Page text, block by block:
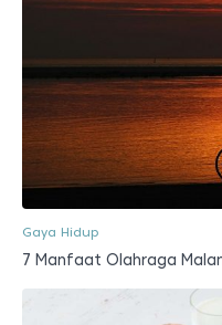
Gaya Hidup
7 Manfaat Olahraga